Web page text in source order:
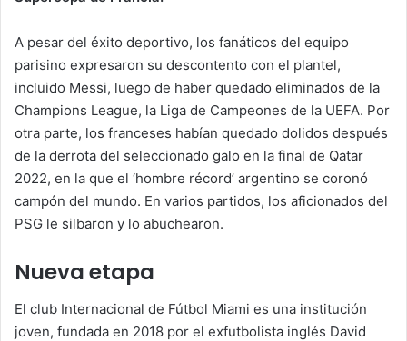
A pesar del éxito deportivo, los fanáticos del equipo
parisino expresaron su descontento con el plantel,
incluido Messi, luego de haber quedado eliminados de la
Champions League, la Liga de Campeones de la UEFA. Por
otra parte, los franceses habían quedado dolidos después
de la derrota del seleccionado galo en la final de Qatar
2022, en la que el ‘hombre récord’ argentino se coronó
campón del mundo. En varios partidos, los aficionados del
PSG le silbaron y lo abuchearon.
Nueva etapa
El club Internacional de Fútbol Miami es una institución
joven, fundada en 2018 por el exfutbolista inglés David